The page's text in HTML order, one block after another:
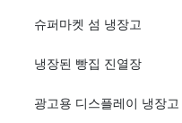
슈퍼마켓 섬 냉장고
냉장된 빵집 진열장
광고용 디스플레이 냉장고